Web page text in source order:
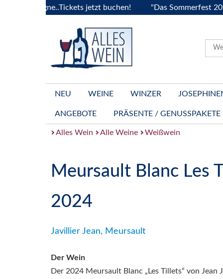
jetzt buchen! "Das Sommerfest 2026"
NEU WEINE WINZER
ANGEBOTE PRÄSENTE / GENUSSPAKETE
Alles Wein Alle Weine Weißwein
Meursault Blanc Les
2024
Javillier Jean, Meursault
Der Wein
Der 2024 Meursault Blanc „Les Tillets“ von